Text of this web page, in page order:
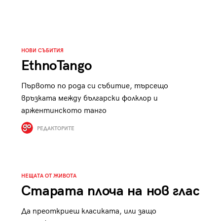
НОВИ СЪБИТИЯ
EthnoTango
Първото по рода си събитие, търсещо
връзката между български фолклор и
аржентинското танго
РЕДАКТОРИТЕ
НЕЩАТА ОТ ЖИВОТА
Старата плоча на нов глас
Да преоткриеш класиката, или защо
29/29